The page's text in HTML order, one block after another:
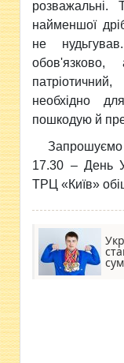
найменшої
не
необхідно
пошкодую й
17.30 – День
ТРЦ «Київ»